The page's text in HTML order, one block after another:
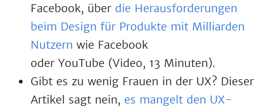
Facebook, über die Herausforderungen
beim Design für Produkte mit Milliarden
Nutzern wie Facebook
oder YouTube (Video, 13 Minuten).
Gibt es zu wenig Frauen in der UX? Dieser
Artikel sagt nein, es mangelt den UX-